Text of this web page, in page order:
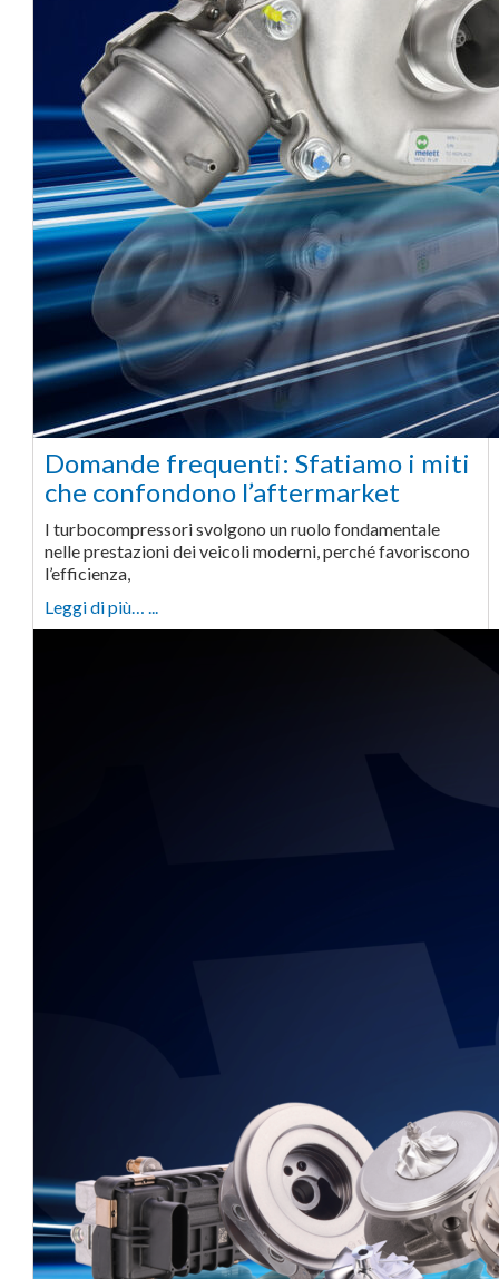
Domande frequenti: Sfatiamo i miti
che confondono l’aftermarket
I turbocompressori svolgono un ruolo fondamentale
nelle prestazioni dei veicoli moderni, perché favoriscono
l’efficienza,
Leggi di più… ...